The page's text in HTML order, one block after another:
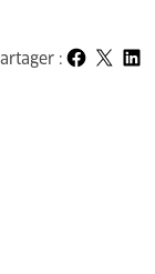
:
Partager sur Facebook
Partager sur X
Partager